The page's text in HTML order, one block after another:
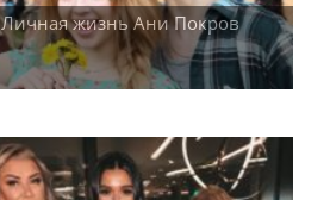
Личная жизнь Ани Покров